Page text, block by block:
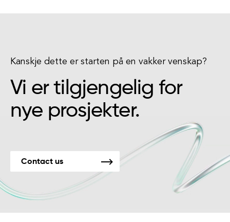
Kanskje dette er starten på en vakker venskap?
Vi er tilgjengelig for
nye prosjekter.
Contact us